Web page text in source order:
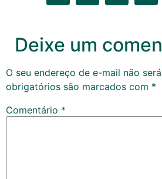
Deixe um
O seu endereço de e-mail não
obrigatórios são marcados com *
Comentário *